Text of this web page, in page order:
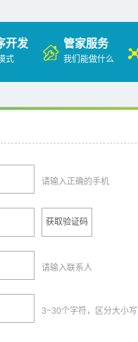
开发
式
管家服务
我们能做什么
请输入正确的手机
获取验证码
请输入联系人
3~30个字符，区分大小写